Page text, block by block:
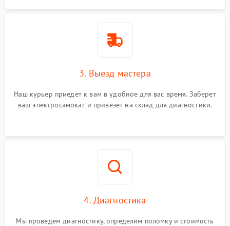
3. Выезд мастера
Наш курьер приедет к вам в удобное для вас время. Заберет
ваш электросамокат и привезет на склад для диагностики.
4. Диагностика
Мы проведем диагностику, определим поломку и стоимость